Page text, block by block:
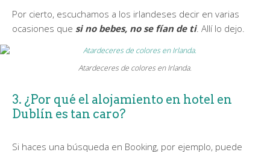
Por cierto, escuchamos a los irlandeses decir en varias
ocasiones que si no bebes, no se fían de ti. Allí lo dejo.
Atardeceres de colores en Irlanda.
3. ¿Por qué el alojamiento en hotel en
Dublín es tan caro?
Si haces una búsqueda en Booking, por ejemplo, puede